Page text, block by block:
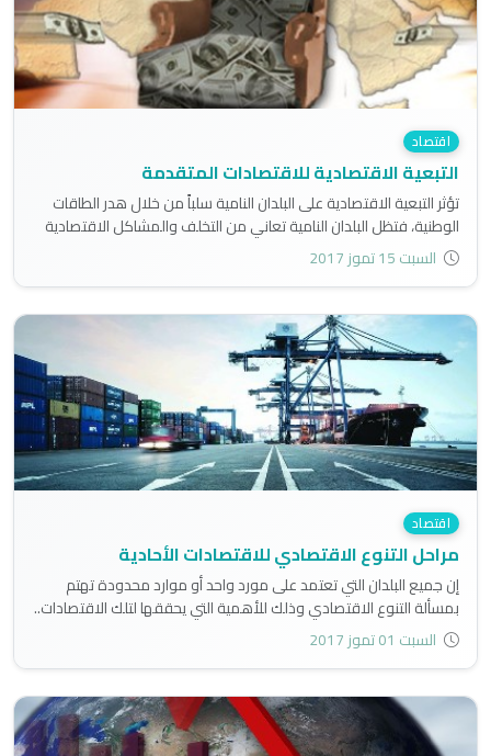
اقتصاد
التبعية الاقتصادية للاقتصادات المتقدمة
تؤثر التبعية الاقتصادية على البلدان النامية سلباً من خلال هدر الطاقات
الوطنية، فتظل البلدان النامية تعاني من التخلف والمشاكل الاقتصادية
والاجتماعية وغيرها..
السبت 15 تموز 2017
اقتصاد
مراحل التنوع الاقتصادي للاقتصادات الأحادية
إن جميع البلدان التي تعتمد على مورد واحد أو موارد محدودة تهتم
بمسألة التنوع الاقتصادي وذلك للأهمية التي يحققها لتلك الاقتصادات..
السبت 01 تموز 2017